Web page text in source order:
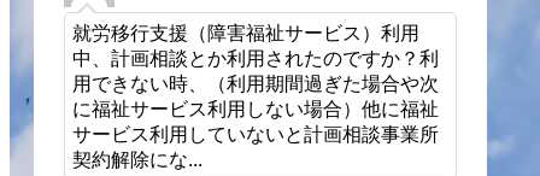
就労移行支援（障害福祉サービス）利用
中、計画相談とか利用されたのですか？利
用できない時、（利用期間過ぎた場合や次
に福祉サービス利用しない場合）他に福祉
サービス利用していないと計画相談事業所
契約解除にな...